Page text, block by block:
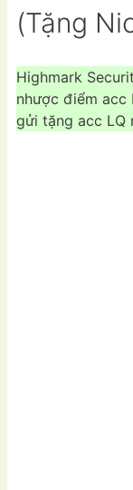
(Tặng
Highmark
nhược điểm acc
gửi tặng acc LQ